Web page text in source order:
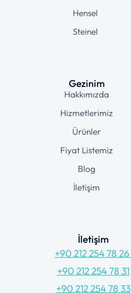
Hensel
Steinel
Gezinim
Hakkımızda
Hizmetlerimiz
Ürünler
Fiyat Listemiz
Blog
İletişim
İletişim
+90 212 254 78 26
+90 212 254 78 31
+90 212 254 78 33